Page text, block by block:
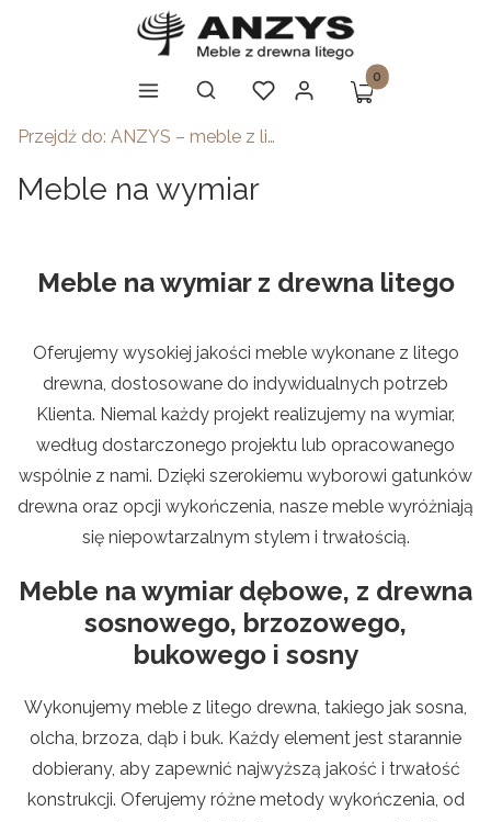
Menu Otwórz wyszukiwarkę
Szukaj UlubioneZaloguj sięProdukty w
Koszyk
Przejdź do: ANZYS – meble z litego drewna produkowane w Polsce przez AANGOO
Meble na wymiar
Meble na wymiar z drewna litego
Oferujemy wysokiej jakości meble wykonane z litego
drewna, dostosowane do indywidualnych potrzeb
Klienta. Niemal każdy projekt realizujemy na wymiar,
według dostarczonego projektu lub opracowanego
wspólnie z nami. Dzięki szerokiemu wyborowi gatunków
drewna oraz opcji wykończenia, nasze meble wyróżniają
się niepowtarzalnym stylem i trwałością.
Meble na wymiar dębowe, z drewna
sosnowego, brzozowego,
bukowego i sosny
Wykonujemy meble z litego drewna, takiego jak sosna,
olcha, brzoza, dąb i buk. Każdy element jest starannie
dobierany, aby zapewnić najwyższą jakość i trwałość
konstrukcji. Oferujemy różne metody wykończenia, od